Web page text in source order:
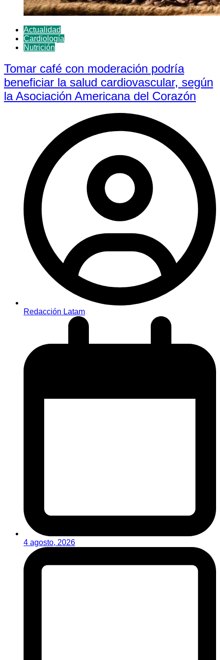
Actualidad
Cardiología
Nutrición
Tomar café con moderación podría
beneficiar la salud cardiovascular, según
la Asociación Americana del Corazón
Redacción Latam
4 agosto, 2026